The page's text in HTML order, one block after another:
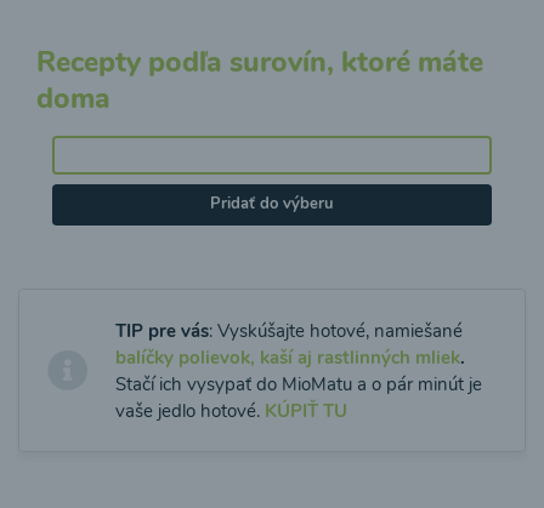
Recepty podľa surovín, ktoré máte
doma
Pridať do výberu
TIP pre vás: Vyskúšajte hotové, namiešané
balíčky polievok, kaší aj rastlinných mliek.
Stačí ich vysypať do MioMatu a o pár minút je
vaše jedlo hotové. KÚPIŤ TU